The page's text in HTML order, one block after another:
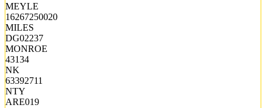
MEYLE
16267250020
MILES
DG02237
MONROE
43134
NK
63392711
NTY
ARE019